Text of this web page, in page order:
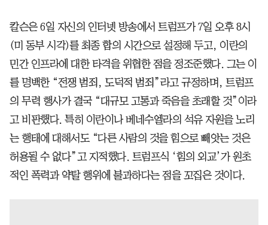
칼슨은 6일 자신의 인터넷 방송에서 트럼프가 7일 오후 8시
(미 동부 시각)를 최종 합의 시간으로 설정해 두고, 이란의
민간 인프라에 대한 타격을 위협한 점을 정조준했다. 그는 이
를 명백한 “전쟁 범죄, 도덕적 범죄”라고 규정하며, 트럼프
의 무력 행사가 결국 “대규모 고통과 죽음을 초래할 것”이라
고 비판했다. 특히 이란이나 베네수엘라의 석유 자원을 노리
는 행태에 대해서도 “다른 사람의 것을 힘으로 빼앗는 것은
허용될 수 없다”고 지적했다. 트럼프식 ‘힘의 외교’가 원초
적인 폭력과 약탈 행위에 불과하다는 점을 꼬집은 것이다.